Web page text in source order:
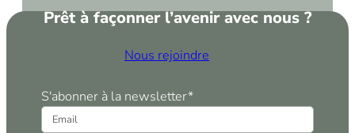
Prêt à façonner l’avenir avec nous ?
Nous rejoindre
S'abonner à la newsletter*